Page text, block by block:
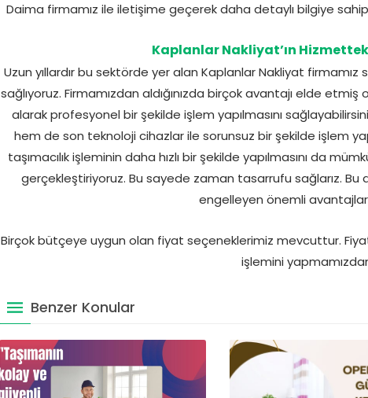
Daima firmamız ile iletişime geçerek daha detaylı bilgiye
Kaplanlar Nakliyat’ın
Uzun yıllardır bu sektörde yer alan Kaplanlar Nakliyat
sağlıyoruz. Firmamızdan aldığınızda birçok avantajı elde
alarak profesyonel bir şekilde işlem yapılmasını
hem de son teknoloji cihazlar ile sorunsuz bir şekilde işlem
taşımacılık işleminin daha hızlı bir şekilde yapılmasını da
gerçekleştiriyoruz. Bu sayede zaman tasarrufu sağlarız. Bu
engelleyen önemli
Birçok bütçeye uygun olan fiyat seçeneklerimiz mevcuttur.
işlemini
Benzer Konular